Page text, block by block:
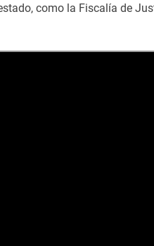
como la Fiscalía de